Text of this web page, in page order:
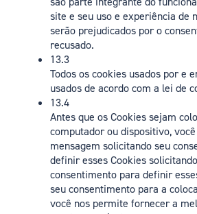
site e seu uso e experiência de
serão prejudicados por o
recusado.
13.3
Todos os cookies usados por e
usados de acordo com a lei de
13.4
Antes que os Cookies sejam
computador ou dispositivo,
mensagem solicitando seu
definir esses Cookies
consentimento para definir
seu consentimento para a
você nos permite fornecer a